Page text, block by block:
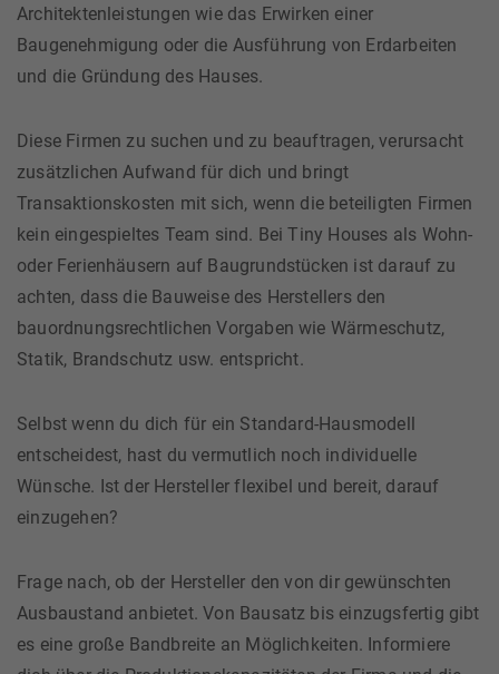
Architektenleistungen wie das Erwirken einer
Baugenehmigung oder die Ausführung von Erdarbeiten
und die Gründung des Hauses.
Diese Firmen zu suchen und zu beauftragen, verursacht
zusätzlichen Aufwand für dich und bringt
Transaktionskosten mit sich, wenn die beteiligten Firmen
kein eingespieltes Team sind. Bei Tiny Houses als Wohn-
oder Ferienhäusern auf Baugrundstücken ist darauf zu
achten, dass die Bauweise des Herstellers den
bauordnungsrechtlichen Vorgaben wie Wärmeschutz,
Statik, Brandschutz usw. entspricht.
Selbst wenn du dich für ein Standard-Hausmodell
entscheidest, hast du vermutlich noch individuelle
Wünsche. Ist der Hersteller flexibel und bereit, darauf
einzugehen?
Frage nach, ob der Hersteller den von dir gewünschten
Ausbaustand anbietet. Von Bausatz bis einzugsfertig gibt
es eine große Bandbreite an Möglichkeiten. Informiere